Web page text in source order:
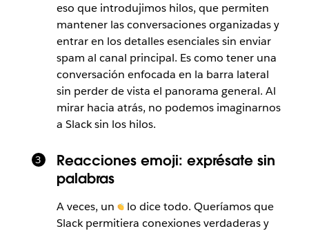
eso que introdujimos hilos, que permiten
mantener las conversaciones organizadas y
entrar en los detalles esenciales sin enviar
spam al canal principal. Es como tener una
conversación enfocada en la barra lateral
sin perder de vista el panorama general. Al
mirar hacia atrás, no podemos imaginarnos
a Slacksin loshilos.
Reacciones emoji: exprésate sin
palabras
A veces, un
lo dice todo. Queríamos que
Slack permitiera conexiones verdaderas y